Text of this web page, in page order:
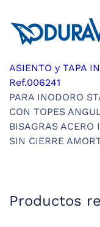
ASIENTO y TAPA
Ref.006241
PARA INODORO
CON TOPES
BISAGRAS ACERO
SIN CIERRE
Productos